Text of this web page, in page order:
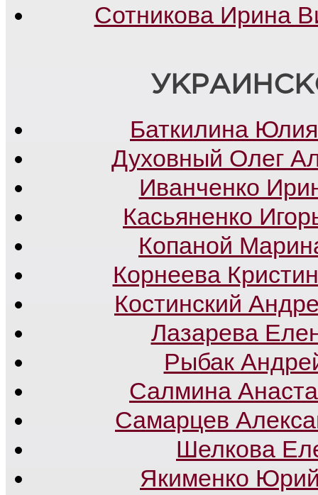
Сотникова Ирина
Баткилина
Духовный Олег
Иванченко
Касьяненко
Копаной
Корнеева
Костинский
Лазарева
Рыбак
Салмина
Самарцев
Шелкова
Якименко